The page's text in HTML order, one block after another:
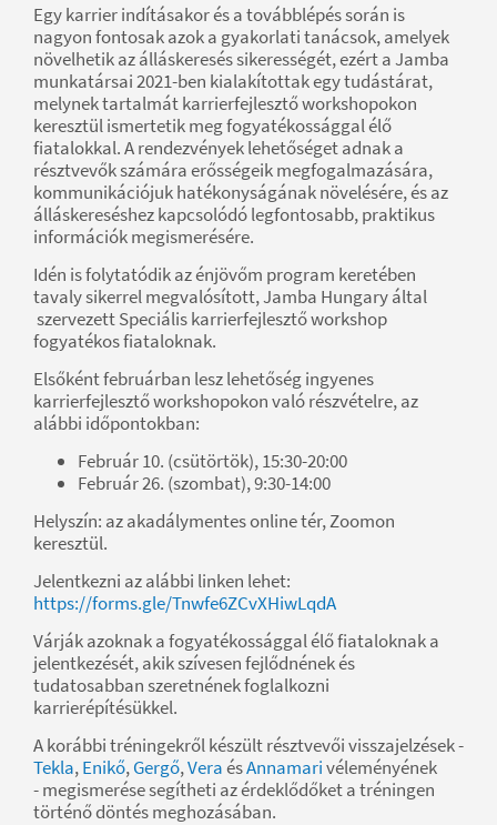
Egy karrier indításakor és a továbblépés során is
nagyon fontosak azok a gyakorlati tanácsok, amelyek
növelhetik az álláskeresés sikerességét, ezért a Jamba
munkatársai 2021-ben kialakítottak egy tudástárat,
melynek tartalmát karrierfejlesztő workshopokon
keresztül ismertetik meg fogyatékossággal élő
fiatalokkal. A rendezvények lehetőséget adnak a
résztvevők számára erősségeik megfogalmazására,
kommunikációjuk hatékonyságának növelésére, és az
álláskereséshez kapcsolódó legfontosabb, praktikus
információk megismerésére.
Idén is folytatódik az énjövőm program keretében
tavaly sikerrel megvalósított, Jamba Hungary által
szervezett Speciális karrierfejlesztő workshop
fogyatékos fiataloknak.
Elsőként februárban lesz lehetőség ingyenes
karrierfejlesztő workshopokon való részvételre, az
alábbi időpontokban:
Február 10. (csütörtök), 15:30-20:00
Február 26. (szombat), 9:30-14:00
Helyszín: az akadálymentes online tér, Zoomon
keresztül.
Jelentkezni az alábbi linken lehet:
https://forms.gle/Tnwfe6ZCvXHiwLqdA
Várják azoknak a fogyatékossággal élő fiataloknak a
jelentkezését, akik szívesen fejlődnének és
tudatosabban szeretnének foglalkozni
karrierépítésükkel.
A korábbi tréningekről készült résztvevői visszajelzések -
Tekla,Enikő,Gergő,VeraésAnnamarivéleményének
- megismerése segítheti az érdeklődőket a tréningen
történő döntés meghozásában.